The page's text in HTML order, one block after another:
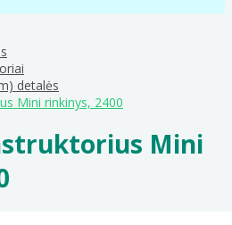
detalės
Mini rinkinys, 2400
Mini